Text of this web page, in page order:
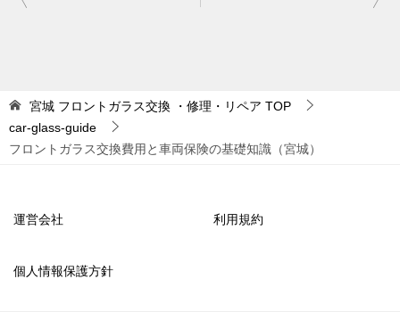
ゲ
ー
ン
宮城 フロントガラス交換 ・修理・リペア TOP
car-glass-guide
フロントガラス交換費用と車両保険の基礎知識（宮城）
運営会社 利用規約
個人情報保護方針